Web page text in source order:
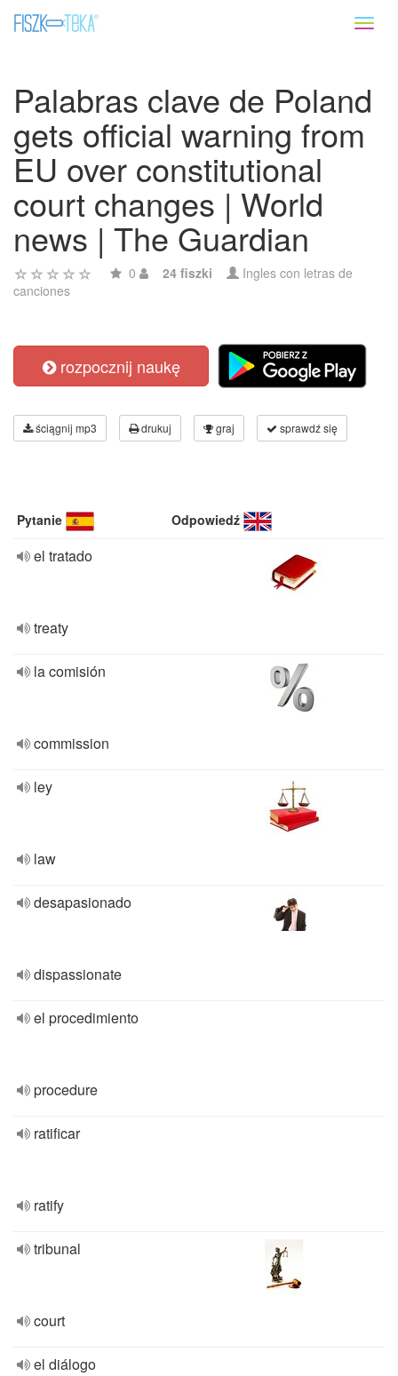
Palabras clave de Poland
gets official warning from
EU over constitutional
court changes | World
news | The Guardian
0 24 fiszki
Ingles con letras de
canciones
rozpocznij naukę
ściągnij mp3 drukuj graj sprawdź się
Pytanie Odpowiedź
el tratado
treaty
la comisión
commission
ley
law
desapasionado
dispassionate
el procedimiento
procedure
ratificar
ratify
tribunal
court
el diálogo